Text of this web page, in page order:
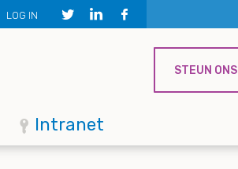
LOG IN
Intranet
STEUN ONS